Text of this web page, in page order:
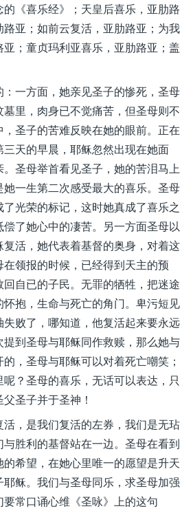
《喜乐经》；天皇后喜乐，亚肋路
亚；如前云复活，亚肋路亚；为我
；童贞玛利亚喜乐，亚肋路亚；盖
一方面，她亲见圣子的惨死，圣母
里，肉身已不觉痛苦，但圣母则不
圣子的苦难反映在她的眼前。正在
天的早晨，耶稣忽然出现在她面
圣母举首看见圣子，她的苦泪马上
一生第二次感受最大的喜乐。圣母
光荣的标记，这时她真成了喜乐之
了她心中的凄苦。另一方面圣母以
活，她代表着基督的奥身，对着这
领报的时候，已经得到天主的预
自已的子民。无罪的牺牲，把迷途
抱，生命与死亡的角门。卑污短见
败了，哪知道，他复活起来要永远
到圣母与耶稣同作救赎，那么她与
，圣母与耶稣可以对着死亡嘲笑；
？圣母的喜乐，无话可以表达，只
圣子并于圣神！
，是我们复活的左券，我们是无玷
胜利的基督站在一边。圣母在看到
希望，在她心里唯一的愿望是升天
稣。我们与圣母同乐，求圣母加强
常口诵心维《圣咏》上的这句